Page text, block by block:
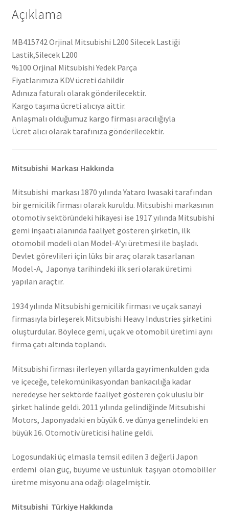
Açıklama
MB415742 Orjinal Mitsubishi L200 Silecek Lastiği
Lastik,Silecek L200
%100 Orjinal Mitsubishi Yedek Parça
Fiyatlarımıza KDV ücreti dahildir
Adınıza faturalı olarak gönderilecektir.
Kargo taşıma ücreti alıcıya aittir.
Anlaşmalı olduğumuz kargo firması aracılığıyla
Ücret alıcı olarak tarafınıza gönderilecektir.
Mitsubishi Markası Hakkında
Mitsubishi markası 1870 yılında Yataro Iwasaki tarafından
bir gemicilik firması olarak kuruldu. Mitsubishi markasının
otomotiv sektöründeki hikayesi ise 1917 yılında Mitsubishi
gemi inşaatı alanında faaliyet gösteren şirketin, ilk
otomobil modeli olan Model-A’yı üretmesi ile başladı.
Devlet görevlileri için lüks bir araç olarak tasarlanan
Model-A, Japonya tarihindeki ilk seri olarak üretimi
yapılan araçtır.
1934 yılında Mitsubishi gemicilik firması ve uçak sanayi
firmasıyla birleşerek Mitsubishi Heavy Industries şirketini
oluşturdular. Böylece gemi, uçak ve otomobil üretimi aynı
firma çatı altında toplandı.
Mitsubishi firması ilerleyen yıllarda gayrimenkulden gıda
ve içeceğe, telekomünikasyondan bankacılığa kadar
neredeyse her sektörde faaliyet gösteren çok uluslu bir
şirket halinde geldi. 2011 yılında gelindiğinde Mitsubishi
Motors, Japonyadaki en büyük 6. ve dünya genelindeki en
büyük 16. Otomotiv üreticisi haline geldi.
Logosundaki üç elmasla temsil edilen 3 değerli Japon
erdemi olan güç, büyüme ve üstünlük taşıyan otomobiller
üretme misyonu ana odağı olagelmiştir.
Mitsubishi Türkiye Hakkında